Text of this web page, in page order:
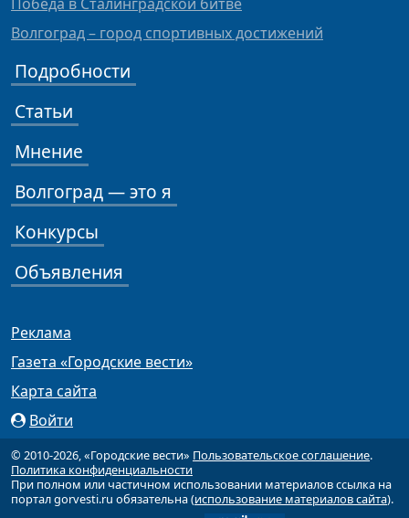
Победа в Сталинградской битве
Волгоград – город спортивных достижений
Подробности
Статьи
Мнение
Волгоград — это я
Конкурсы
Объявления
Реклама
Газета «Городские вести»
Карта сайта
Войти
© 2010-2026, «Городские вести» Пользовательское соглашение.
Политика конфиденциальности
При полном или частичном использовании материалов ссылка на
портал gorvesti.ru обязательна (использование материалов сайта).